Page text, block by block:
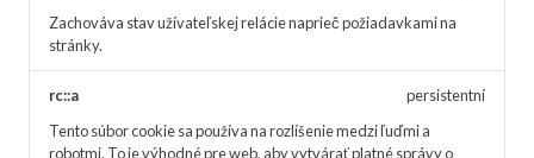
Zachováva stav užívateľskej relácie naprieč požiadavkami na
stránky.
rc::a
Tento súbor cookie sa používa na rozlíšenie medzi ľuďmi a
robotmi. To je výhodné pre web, aby vytvárať platné správy o
persistentní